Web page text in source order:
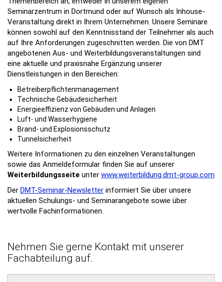
Seminarzentrum in Dortmund oder auf Wunsch als Inhouse-
Veranstaltung direkt in Ihrem Unternehmen. Unsere Seminare
können sowohl auf den Kenntnisstand der Teilnehmer als auch
auf Ihre Anforderungen zugeschnitten werden. Die von DMT
angebotenen Aus- und Weiterbildungsveranstaltungen sind
eine aktuelle und praxisnahe Ergänzung unserer
Dienstleistungen in den Bereichen:
Betreiberpflichtenmanagement
Technische Gebäudesicherheit
Energieeffizienz von Gebäuden und Anlagen
Luft- und Wasserhygiene
Brand- und Explosionsschutz
Tunnelsicherheit
Weitere Informationen zu den einzelnen Veranstaltungen
sowie das Anmeldeformular finden Sie auf unserer
Weiterbildungsseite unter www.weiterbildung.dmt-group.com
Der DMT-Seminar-Newsletter informiert Sie über unsere
aktuellen Schulungs- und Seminarangebote sowie über
wertvolle Fachinformationen.
Nehmen Sie gerne Kontakt mit unserer
Fachabteilung auf.